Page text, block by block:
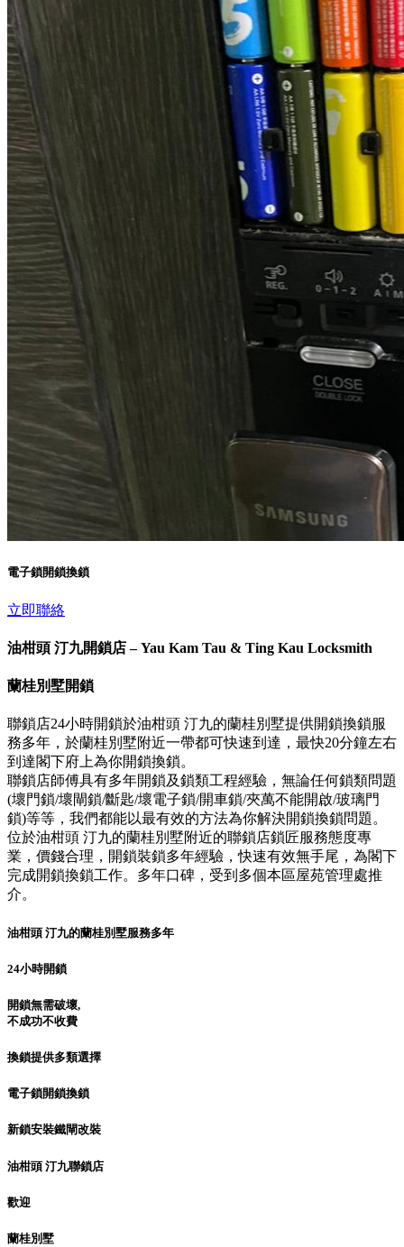
電子鎖開鎖換鎖
立即聯絡
油柑頭 汀九開鎖店 – Yau Kam Tau & Ting Kau Locksmith
蘭桂別墅開鎖
聯鎖店24小時開鎖於油柑頭 汀九的蘭桂別墅提供開鎖換鎖服
務多年，於蘭桂別墅附近一帶都可快速到達，最快20分鐘左右
到達閣下府上為你開鎖換鎖。
聯鎖店師傅具有多年開鎖及鎖類工程經驗，無論任何鎖類問題
(壞門鎖/壞閘鎖/斷匙/壞電子鎖/開車鎖/夾萬不能開啟/玻璃門
鎖)等等，我們都能以最有效的方法為你解決開鎖換鎖問題。
位於油柑頭 汀九的蘭桂別墅附近的聯鎖店鎖匠服務態度專
業，價錢合理，開鎖裝鎖多年經驗，快速有效無手尾，為閣下
完成開鎖換鎖工作。多年口碑，受到多個本區屋苑管理處推
介。
油柑頭 汀九的蘭桂別墅服務多年
24小時開鎖
開鎖無需破壞,
不成功不收費
換鎖提供多類選擇
電子鎖開鎖換鎖
新鎖安裝鐵閘改裝
油柑頭 汀九聯鎖店
歡迎
蘭桂別墅